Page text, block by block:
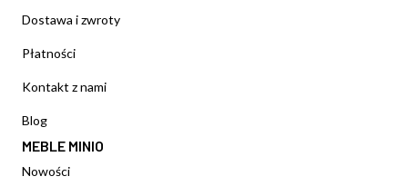
Dostawa i zwroty
Płatności
Kontakt z nami
Blog
MEBLE MINIO
Nowości